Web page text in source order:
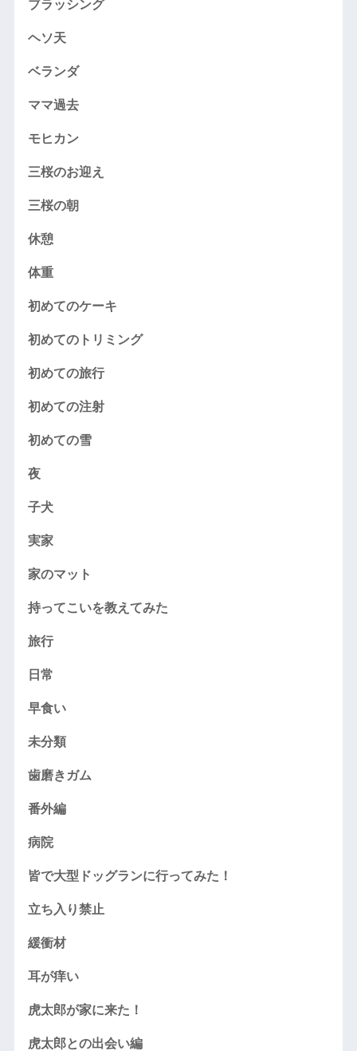
ブラッシング
ヘソ天
ベランダ
ママ過去
モヒカン
三桜のお迎え
三桜の朝
休憩
体重
初めてのケーキ
初めてのトリミング
初めての旅行
初めての注射
初めての雪
夜
子犬
実家
家のマット
持ってこいを教えてみた
旅行
日常
早食い
未分類
歯磨きガム
番外編
病院
皆で大型ドッグランに行ってみた！
立ち入り禁止
緩衝材
耳が痒い
虎太郎が家に来た！
虎太郎との出会い編